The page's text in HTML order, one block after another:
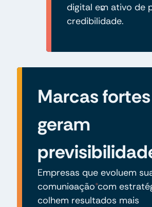
digital em ativo de
credibilidade.
Marcas fortes
geram
Empresas que evoluem
comunicação com
colhem resultados mais